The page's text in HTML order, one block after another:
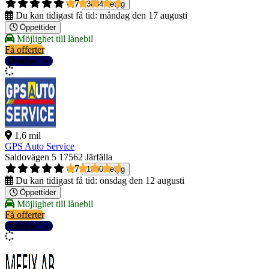
4,7 3834 betyg
Du kan tidigast få tid: måndag den 17 augusti
Öppettider
Möjlighet till lånebil
Få offerter
Detaljer
1,6 mil
GPS Auto Service
Saldovägen 5 17562 Järfälla
4,7
1900 betyg
Du kan tidigast få tid: onsdag den 12 augusti
Öppettider
Möjlighet till lånebil
Få offerter
Detaljer